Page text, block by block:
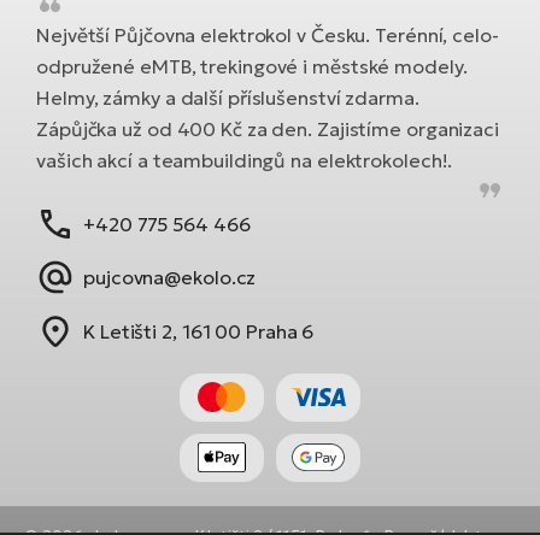
Největší Půjčovna elektrokol v Česku. Terénní, celo-
odpružené eMTB, trekingové i městské modely.
Helmy, zámky a další příslušenství zdarma.
Zápůjčka už od 400 Kč za den. Zajistíme organizaci
vašich akcí a teambuildingů na elektrokolech!.
+420 775 564 466
pujcovna@ekolo.cz
K Letišti 2, 161 00 Praha 6